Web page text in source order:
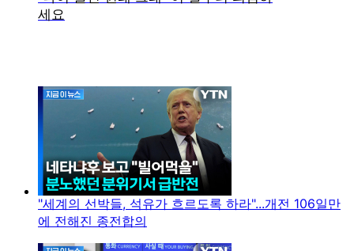
"세계의 선박들, 석유가 흐르도록 하라"...개전 106일만
에 전해진 종전합의